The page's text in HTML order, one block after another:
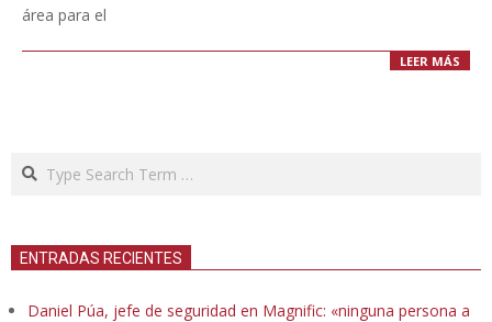
área para el
LEER MÁS
Search
ENTRADAS RECIENTES
Daniel Púa, jefe de seguridad en Magnific: «ninguna persona a